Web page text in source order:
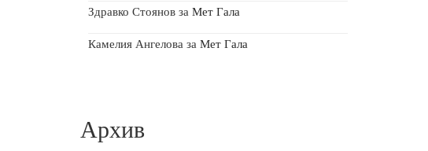
Здравко Стоянов за Мет Гала
Камелия Ангелова за Мет Гала
Архив